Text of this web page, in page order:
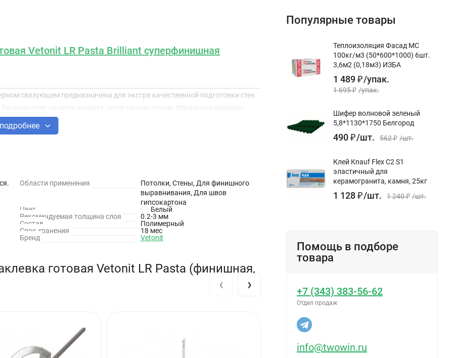
Vetonit LR Pasta Brilliant суперфинишная
связующем предназначена для экстра качественной подготовки стен
нанести продукт супер тонким слоем. Идеальное сведение
гладкость. Для внутренних работ в сухих помещениях.
KR, weber.vetonit LR+, гипсовыми штукатурками Weber-Vetonit.
Поверхности из минеральных материалов.
подробнее
Области применения
Потолки, Стены, Для финишного
выравнивания, Для швов
гипсокартона
Цвет
Белый
Рекомендуемая толщина слоя
0.2-3 мм
Состав
Полимерный
Срок хранения
18 мес
Бренд Vetonit
готовая Vetonit LR Pasta (финишная,
‹ ›
Популярные товары
Теплоизоляция Фасад МС
100кг/м3 (50*600*1000) 6шт.
3,6м2 (0,18м3) ИЗБА
1 489₽/упак.
1 695₽ /упак.
Шифер волновой зеленый
5,8*1130*1750 Белгород
490₽/шт. 562₽ /шт.
Клей Knauf Flex С2 S1
эластичный для
керамогранита, камня, 25кг
1 128₽/шт. 1 240₽ /шт.
Помощь в подборе
товара
+7 (343) 383-56-62
Отдел продаж
info@twowin.ru